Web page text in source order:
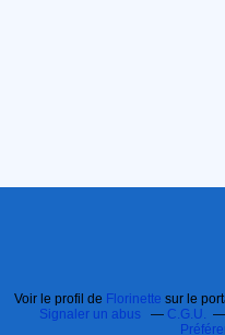
Voir le profil de Florinette sur le
Signaler un abus
C.G.U.